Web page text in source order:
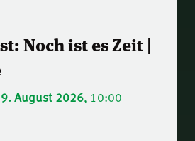
Noch ist es Zeit |
August 2026, 10:00